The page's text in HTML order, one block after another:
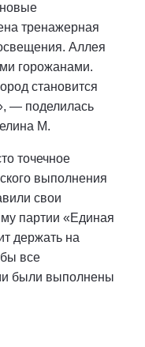
тренажерная
Аллея
горожанами.
становится
— поделилась
М.
точечное
выполнения
свои
партии «Единая
держать на
все
были выполнены